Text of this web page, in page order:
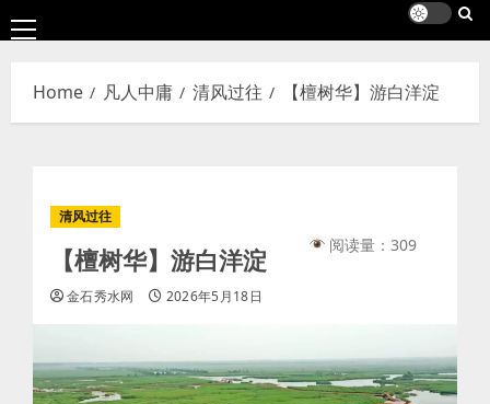
Primary
Menu
Home 凡人中庸 清风过往 【檀树华】游白洋淀
清风过往
【檀树华】游白洋淀
金石秀水网 2026年5月18日
阅读量：309